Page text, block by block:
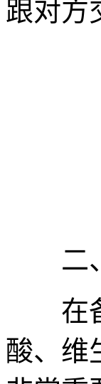
跟对方
二、
在备
酸、维